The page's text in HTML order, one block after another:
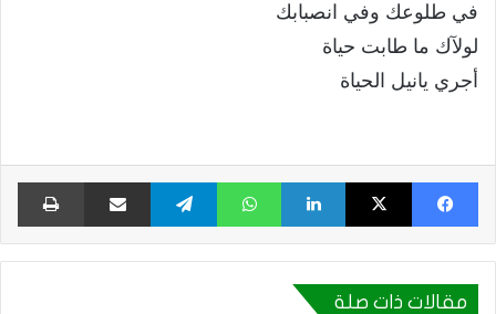
في طلوعك وفي انصبابك
لولآك ما طابت حياة
أجري يانيل الحياة
فيسبوك X لينكدإن واتساب تيلقرام مشاركة عبر البريد
مقالات ذات صلة